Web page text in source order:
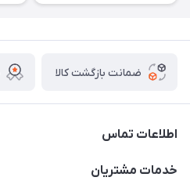
ضمانت بازگشت کالا
اطلاعات تماس
خدمات مشتریان